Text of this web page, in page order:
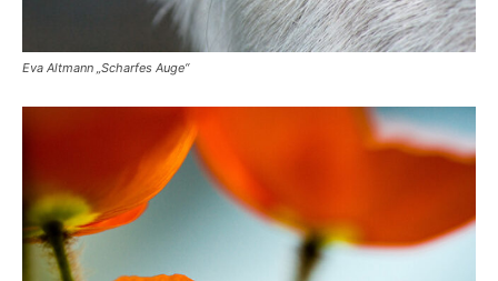
Eva Altmann „Scharfes Auge“